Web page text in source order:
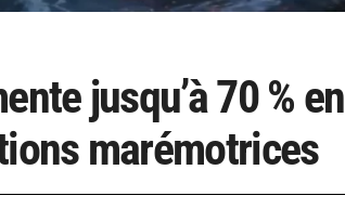
jusqu’à 70 % en
marémotrices